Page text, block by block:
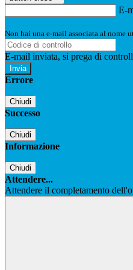
E-
Non hai una e-mail associata al nome
E-mail inviata, si prega di
Errore
Chiudi
Successo
Chiudi
Informazione
Chiudi
Attendere...
Attendere il completamento